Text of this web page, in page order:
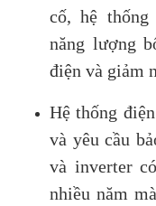
cố, hệ
năng lượng
điện và giảm
Hệ thống
và yêu cầu
và inverter
nhiều năm